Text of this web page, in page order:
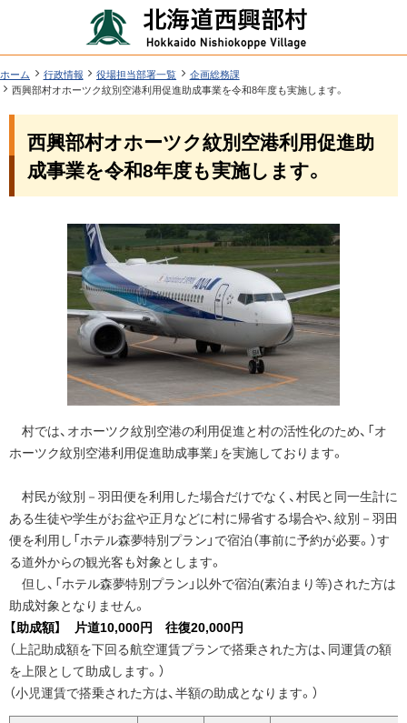
へ
機
西
興
部
村
行
政
情
報
ツ
ー
ル
現
在
階
ホーム 行政情報 役場担当部署一覧
企画総務課
西興部村オホーツク紋別空港利用促進助成事業を令和8年度も実施します。
西興部村オホーツク紋別空港利用促進助
成事業を令和8年度も実施します。
先・
担
口
村では、オホーツク紋別空港の利用促進と村の活性化のため、「オ
ホーツク紋別空港利用促進助成事業」を実施しております。
村民が紋別－羽田便を利用した場合だけでなく、村民と同一生計に
ある生徒や学生がお盆や正月などに村に帰省する場合や、紋別－羽田
便を利用し「ホテル森夢特別プラン」で宿泊（事前に予約が必要。）す
る道外からの観光客も対象とします。
但し、「ホテル森夢特別プラン」以外で宿泊(素泊まり等)された方は
助成対象となりません。
【助成額】 片道10,000円 往復20,000円
（上記助成額を下回る航空運賃プランで搭乗された方は、同運賃の額
を上限として助成します。）
（小児運賃で搭乗された方は、半額の助成となります。）